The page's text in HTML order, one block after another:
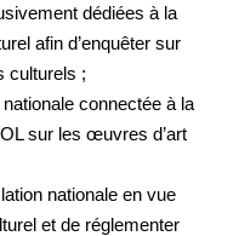
dédiées à la
afin d’enquêter sur
culturels ;
connectée à la
sur les œuvres d’art
nationale en vue
et de réglementer